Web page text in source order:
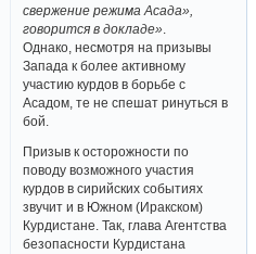
свержение режима Асада»,
говорится в докладе»
Однако, несмотря на призывы
Запада к более активному
участию курдов в борьбе с
Асадом, те не спешат ринуться в
бой.
Призыв к осторожности по
поводу возможного участия
курдов в сирийских событиях
звучит и в Южном (Иракском)
Курдистане. Так, глава Агентства
безопасности Курдистана